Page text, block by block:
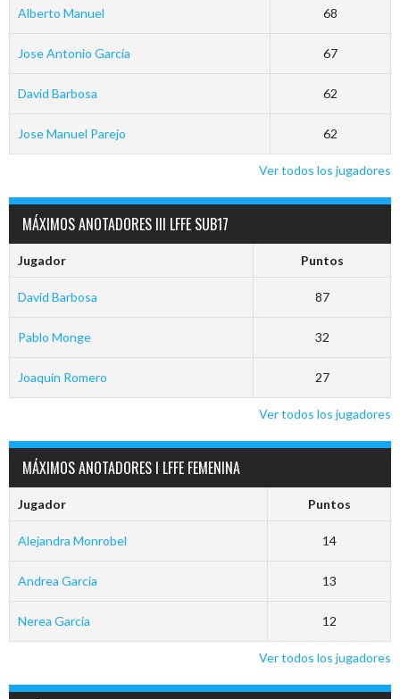
Alberto Manuel 68
Jose Antonio García 67
David Barbosa 62
Jose Manuel Parejo 62
Ver todos los jugadores
MÁXIMOS ANOTADORES III LFFE SUB17
Jugador Puntos
David Barbosa 87
Pablo Monge 32
Joaquín Romero 27
Ver todos los jugadores
MÁXIMOS ANOTADORES I LFFE FEMENINA
Jugador Puntos
Alejandra Monrobel 14
Andrea Garcia 13
Nerea Garcia 12
Ver todos los jugadores